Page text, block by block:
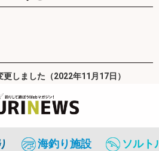
しました（2022年11月17日）
海釣り施設 ソルト